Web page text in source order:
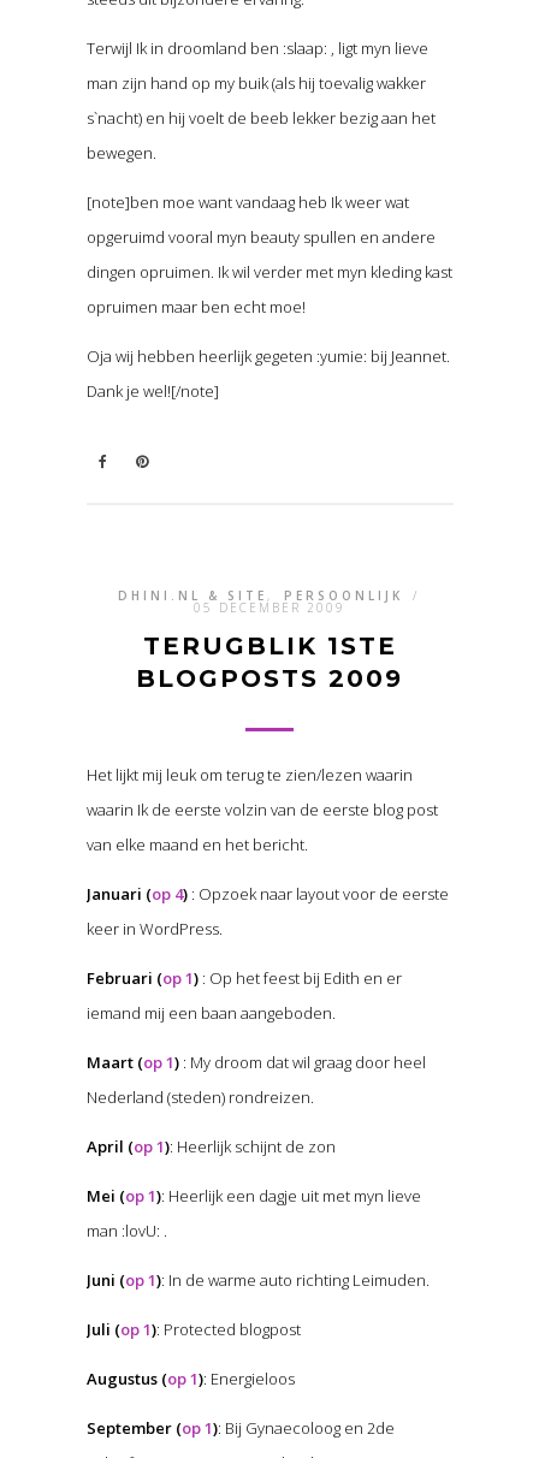
Terwijl Ik in droomland ben :slaap: , ligt myn lieve
man zijn hand op my buik (als hij toevalig wakker
s`nacht) en hij voelt de beeb lekker bezig aan het
bewegen.
[note]ben moe want vandaag heb Ik weer wat
opgeruimd vooral myn beauty spullen en andere
dingen opruimen. Ik wil verder met myn kleding kast
opruimen maar ben echt moe!
Oja wij hebben heerlijk gegeten :yumie: bij Jeannet.
Dank je wel![/note]
DHINI.NL & SITE , PERSOONLIJK /
05 DECEMBER 2009
TERUGBLIK 1STE
BLOGPOSTS 2009
Het lijkt mij leuk om terug te zien/lezen waarin
waarin Ik de eerste volzin van de eerste blog post
van elke maand en het bericht.
Januari (op 4) : Opzoek naar layout voor de eerste
keer in WordPress.
Februari (op 1): Op het feest bij Edith en er
iemand mij een baan aangeboden.
Maart (op 1) : My droom dat wil graag door heel
Nederland (steden) rondreizen.
April (op 1): Heerlijk schijnt de zon
Mei (op 1): Heerlijk een dagje uit met myn lieve
man :lovU: .
Juni (op 1): In de warme auto richting Leimuden.
Juli (op 1): Protected blogpost
Augustus (op 1): Energieloos
September (op 1): Bij Gynaecoloog en 2de